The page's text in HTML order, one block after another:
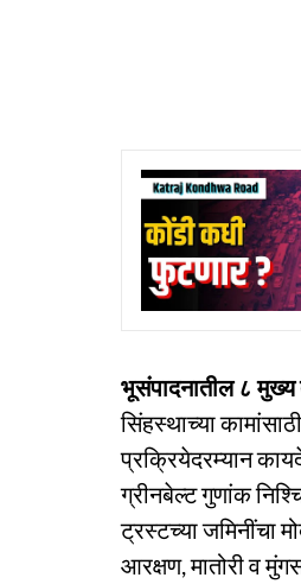
भूसंपादनातील ८
सिंहस्थाच्या
प्रक्रियेदरम्यान
ग्रीनबेल्ट गुणांक
ट्रस्टच्या जमिनींचा
आरक्षण, मातोरी व